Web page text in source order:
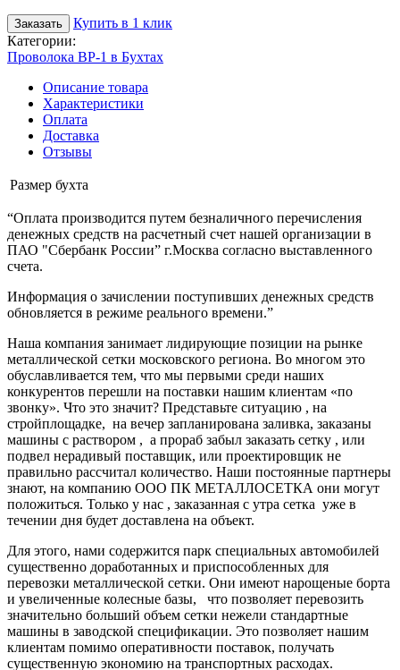
Заказать
Купить в 1 клик
Категории:
Проволока ВР-1 в Бухтах
Описание товара
Характеристики
Оплата
Доставка
Отзывы
Размер бухта
“Оплата производится путем безналичного перечисления
денежных средств на расчетный счет нашей организации в
ПАО "Сбербанк России” г.Москва согласно выставленного
счета.
Информация о зачислении поступивших денежных средств
обновляется в режиме реального времени.”
Наша компания занимает лидирующие позиции на рынке
металлической сетки московского региона. Во многом это
обуславливается тем, что мы первыми среди наших
конкурентов перешли на поставки нашим клиентам «по
звонку». Что это значит? Представьте ситуацию , на
стройплощадке, на вечер запланирована заливка, заказаны
машины с раствором , а прораб забыл заказать сетку , или
подвел нерадивый поставщик, или проектировщик не
правильно рассчитал количество. Наши постоянные партнеры
знают, на компанию ООО ПК МЕТАЛЛОСЕТКА они могут
положиться. Только у нас , заказанная с утра сетка уже в
течении дня будет доставлена на объект.
Для этого, нами содержится парк специальных автомобилей
существенно доработанных и приспособленных для
перевозки металлической сетки. Они имеют нарощеные борта
и увеличенные колесные базы, что позволяет перевозить
значительно больший объем сетки нежели стандартные
машины в заводской спецификации. Это позволяет нашим
клиентам помимо оперативности поставок, получать
существенную экономию на транспортных расходах.